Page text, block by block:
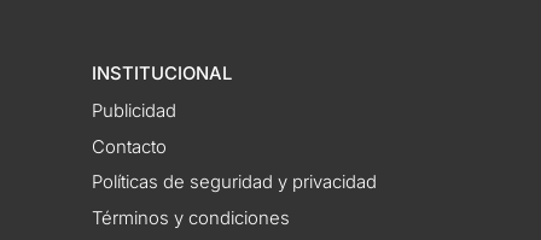
INSTITUCIONAL
Publicidad
Contacto
Políticas de seguridad y privacidad
Términos y condiciones